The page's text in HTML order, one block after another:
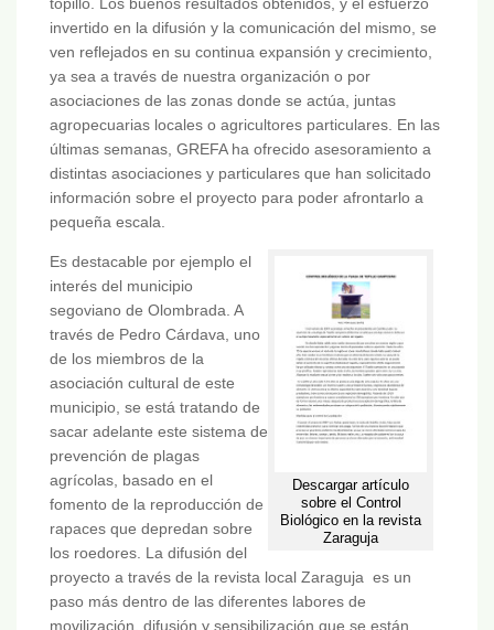
topillo. Los buenos resultados obtenidos, y el esfuerzo
invertido en la difusión y la comunicación del mismo, se
ven reflejados en su continua expansión y crecimiento,
ya sea a través de nuestra organización o por
asociaciones de las zonas donde se actúa, juntas
agropecuarias locales o agricultores particulares. En las
últimas semanas, GREFA ha ofrecido asesoramiento a
distintas asociaciones y particulares que han solicitado
información sobre el proyecto para poder afrontarlo a
pequeña escala.
Descargar artículo
sobre el Control
Biológico en la revista
Zaraguja
Es destacable por ejemplo el
interés del municipio
segoviano de Olombrada. A
través de Pedro Cárdava, uno
de los miembros de la
asociación cultural de este
municipio, se está tratando de
sacar adelante este sistema de
prevención de plagas
agrícolas, basado en el
fomento de la reproducción de
rapaces que depredan sobre
los roedores. La difusión del
proyecto a través de la revista local Zaraguja es un
paso más dentro de las diferentes labores de
movilización, difusión y sensibilización que se están